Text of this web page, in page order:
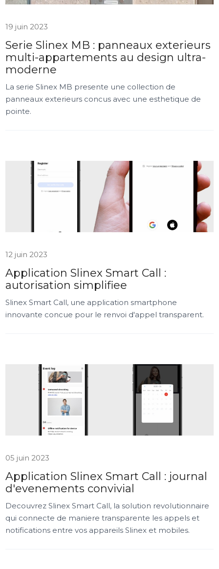
19 juin 2023
Serie Slinex MB : panneaux exterieurs
multi-appartements au design ultra-
moderne
La serie Slinex MB presente une collection de
panneaux exterieurs concus avec une esthetique de
pointe.
12 juin 2023
Application Slinex Smart Call :
autorisation simplifiee
Slinex Smart Call, une application smartphone
innovante concue pour le renvoi d'appel transparent.
05 juin 2023
Application Slinex Smart Call : journal
d'evenements convivial
Decouvrez Slinex Smart Call, la solution revolutionnaire
qui connecte de maniere transparente les appels et
notifications entre vos appareils Slinex et mobiles.